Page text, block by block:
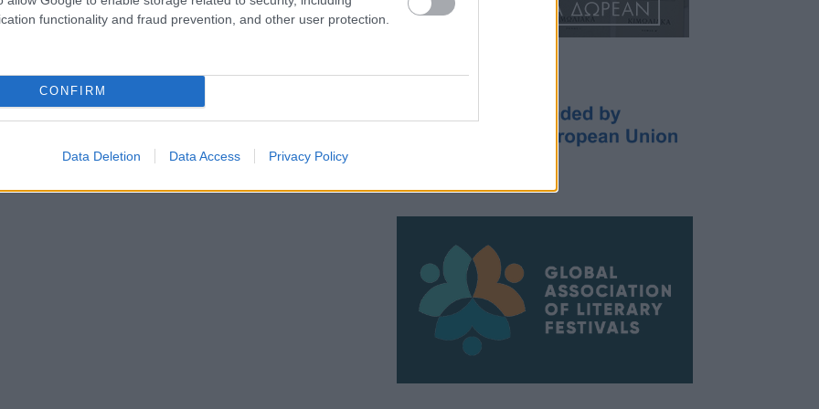
functionality and fraud prevention, and other user protection.
CONFIRM
Data Deletion Data Access Privacy Policy